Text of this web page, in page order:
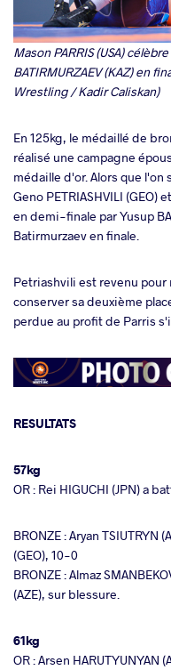
Mason PARRIS (USA)
BATIRMURZAEV (KAZ) en
Wrestling / Kadir Caliskan)
En 125kg, le médaillé de
réalisé une campagne
médaille d'or. Alors que
Geno PETRIASHVILI
en demi-finale par Yusup
Batirmurzaev en finale.
Petriashvili est revenu
conserver sa deuxième
perdue au profit de Parris
RESULTATS
57kg
OR : Rei HIGUCHI (JPN) a
BRONZE : Aryan TSIUTRYN
(GEO), 10-0
BRONZE : Almaz
(AZE), sur blessure.
61kg
OR : Arsen HARUTYUNYAN